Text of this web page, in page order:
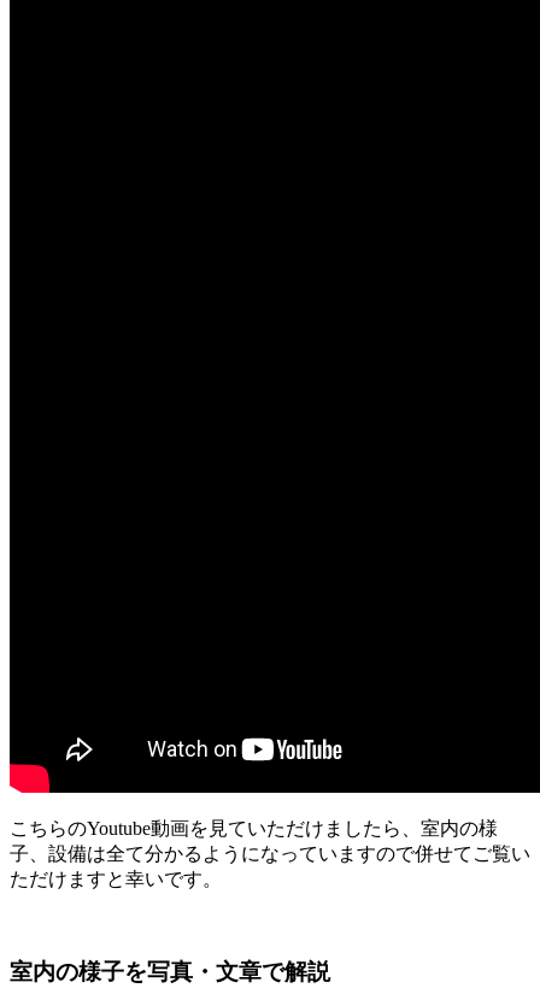
こちらのYoutube動画を見ていただけましたら、室内の様
子、設備は全て分かるようになっていますので併せてご覧い
ただけますと幸いです。
室内の様子を写真・文章で解説